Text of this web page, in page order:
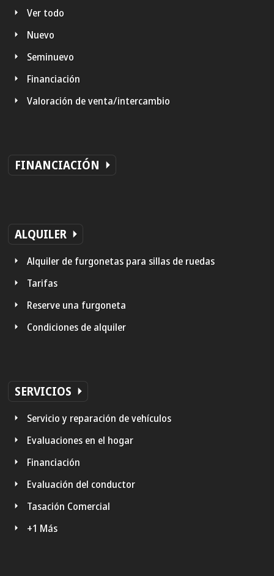
Ver todo
Nuevo
Seminuevo
Financiación
Valoración de venta/intercambio
FINANCIACIÓN
ALQUILER
Alquiler de furgonetas para sillas de ruedas
Tarifas
Reserve una furgoneta
Condiciones de alquiler
SERVICIOS
Servicio y reparación de vehículos
Evaluaciones en el hogar
Financiación
Evaluación del conductor
Tasación Comercial
+1 Más